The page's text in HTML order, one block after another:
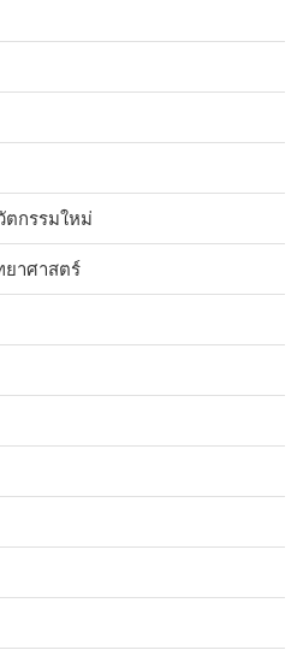
ตกรรมใหม่
ยาศาสตร์